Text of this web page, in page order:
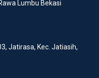
Lumbu Bekasi
Jatirasa, Kec. Jatiasih,